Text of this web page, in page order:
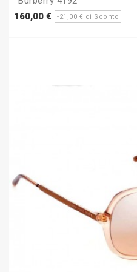
160,00 € Prezzo
base
-21,00 € di Sconto